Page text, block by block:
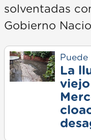
solventadas
Gobierno
Puede
La